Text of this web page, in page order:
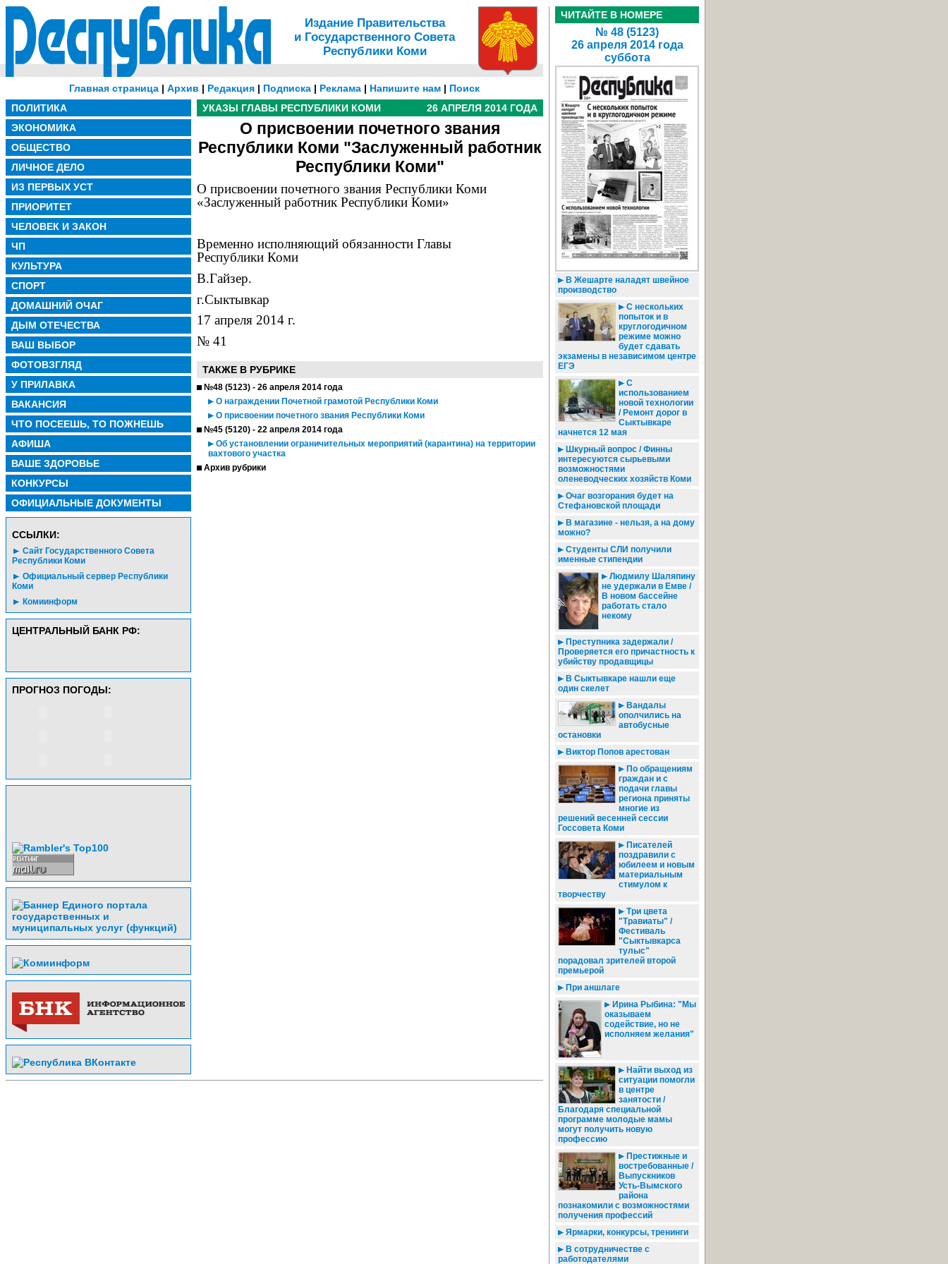
Издание Правительства
и Государственного Совета
Республики Коми
Главная страница | Архив | Редакция | Подписка | Реклама | Напишите нам | Поиск
ПОЛИТИКА
ЭКОНОМИКА
ОБЩЕСТВО
ЛИЧНОЕ ДЕЛО
ИЗ ПЕРВЫХ УСТ
ПРИОРИТЕТ
ЧЕЛОВЕК И ЗАКОН
ЧП
КУЛЬТУРА
СПОРТ
ДОМАШНИЙ ОЧАГ
ДЫМ ОТЕЧЕСТВА
ВАШ ВЫБОР
ФОТОВЗГЛЯД
У ПРИЛАВКА
ВАКАНСИЯ
ЧТО ПОСЕЕШЬ, ТО ПОЖНЕШЬ
АФИША
ВАШЕ ЗДОРОВЬЕ
КОНКУРСЫ
ОФИЦИАЛЬНЫЕ ДОКУМЕНТЫ
CСЫЛКИ:
Сайт Государственного Совета
Республики Коми
Официальный сервер Республики
Коми
Комиинформ
ЦЕНТРАЛЬНЫЙ БАНК РФ:
ПРОГНОЗ ПОГОДЫ:
УКАЗЫ ГЛАВЫ РЕСПУБЛИКИ КОМИ 26 АПРЕЛЯ 2014 ГОДА
О присвоении почетного звания
Республики Коми "Заслуженный работник
Республики Коми"
О присвоении почетного звания Республики Коми
«Заслуженный работник Республики Коми»
Временно исполняющий обязанности Главы
Республики Коми
В.Гайзер.
г.Сыктывкар
17 апреля 2014 г.
№ 41
ТАКЖЕ В РУБРИКЕ
№48 (5123) - 26 апреля 2014 года
О награждении Почетной грамотой Республики Коми
О присвоении почетного звания Республики Коми
№45 (5120) - 22 апреля 2014 года
Об установлении ограничительных мероприятий (карантина) на территории
вахтового участка
Архив рубрики
ЧИТАЙТЕ В НОМЕРЕ
№ 48 (5123)
26 апреля 2014 года
суббота
В Жешарте наладят швейное
производство
С нескольких
попыток и в
круглогодичном
режиме можно
будет сдавать
экзамены в независимом центре
ЕГЭ
С
использованием
новой технологии
/ Ремонт дорог в
Сыктывкаре
начнется 12 мая
Шкурный вопрос / Финны
интересуются сырьевыми
возможностями
оленеводческих хозяйств Коми
Очаг возгорания будет на
Стефановской площади
В магазине - нельзя, а на дому
можно?
Студенты СЛИ получили
именные стипендии
Людмилу Шаляпину
не удержали в Емве /
В новом бассейне
работать стало
некому
Преступника задержали /
Проверяется его причастность к
убийству продавщицы
В Сыктывкаре нашли еще
один скелет
Вандалы
ополчились на
автобусные
остановки
Виктор Попов арестован
По обращениям
граждан и с
подачи главы
региона приняты
многие из
решений весенней сессии
Госсовета Коми
Писателей
поздравили с
юбилеем и новым
материальным
стимулом к
творчеству
Три цвета
"Травиаты" /
Фестиваль
"Сыктывкарса
тулыс"
порадовал зрителей второй
премьерой
При аншлаге
Ирина Рыбина: "Мы
оказываем
содействие, но не
исполняем желания"
Найти выход из
ситуации помогли
в центре
занятости /
Благодаря специальной
программе молодые мамы
могут получить новую
профессию
Престижные и
востребованные /
Выпускников
Усть-Вымского
района
познакомили с возможностями
получения профессий
Ярмарки, конкурсы, тренинги
В сотрудничестве с
работодателями